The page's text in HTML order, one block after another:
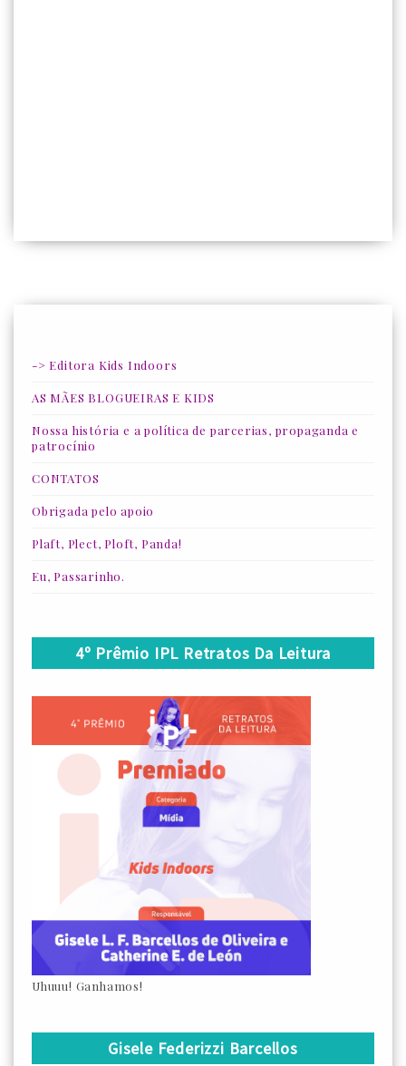
-> Editora Kids Indoors
AS MÃES BLOGUEIRAS E KIDS
Nossa história e a política de parcerias, propaganda e
patrocínio
CONTATOS
Obrigada pelo apoio
Plaft, Plect, Ploft, Panda!
Eu, Passarinho.
4º Prêmio IPL Retratos Da Leitura
Uhuuu! Ganhamos!
Gisele Federizzi Barcellos